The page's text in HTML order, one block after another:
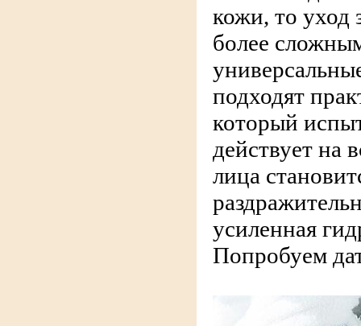
кожи, то уход
более
подходят
который
действует на
лица
усиленная
Попробуем